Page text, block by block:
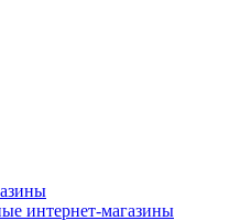
интернет-магазины